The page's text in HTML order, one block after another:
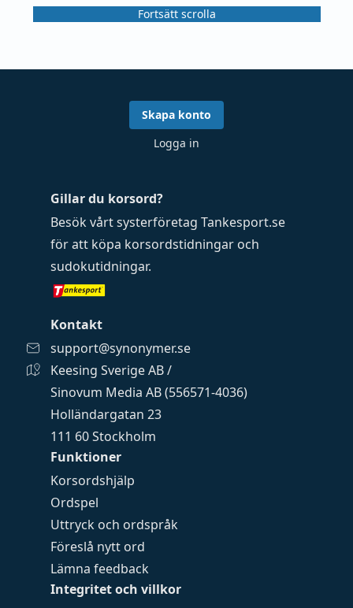
Fortsätt scrolla
Funktioner
Korsordshjälp
Ordspel
Uttryck och ordspråk
Föreslå nytt ord
Lämna feedback
Integritet och villkor
Gillar du korsord?
Besök vårt systerföretag Tankesport.se
för att köpa korsordstidningar och
sudokutidningar.
Kontakt
support@synonymer.se
Keesing Sverige AB /
Sinovum Media AB (556571-4036)
Holländargatan 23
111 60 Stockholm
Skapa konto
Logga in